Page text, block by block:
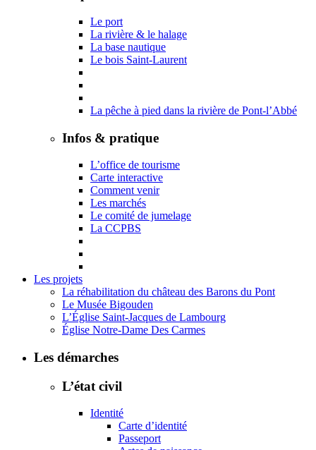
Le port
La rivière & le halage
La base nautique
Le bois Saint-Laurent
La pêche à pied dans la rivière de Pont-l’Abbé
Infos & pratique
L’office de tourisme
Carte interactive
Comment venir
Les marchés
Le comité de jumelage
La CCPBS
Les projets
La réhabilitation du château des Barons du Pont
Le Musée Bigouden
L’Église Saint-Jacques de Lambourg
Église Notre-Dame Des Carmes
Les démarches
L’état civil
Identité
Carte d’identité
Passeport